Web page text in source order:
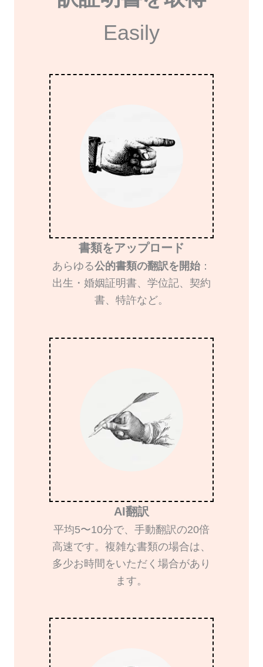
Easily
書類をアップロード
あらゆる公的書類の翻訳を開始：
出生・婚姻証明書、学位記、契約
書、特許など。
AI翻訳
平均5〜10分で、手動翻訳の20倍
高速です。複雑な書類の場合は、
多少お時間をいただく場合があり
ます。